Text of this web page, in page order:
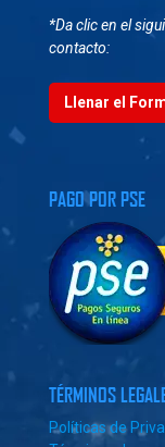
*Da clic en el
contacto:
Llenar el
PAGO POR PSE
TÉRMINOS
Políticas de